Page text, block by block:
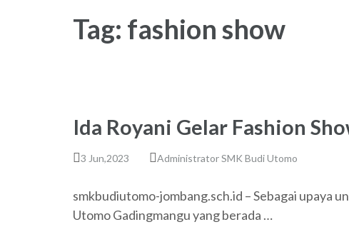
Tag: fashion show
Ida Royani Gelar Fashion
3 Jun,2023 Administrator SMK Budi Utomo
smkbudiutomo-jombang.sch.id – Sebagai upaya
Utomo Gadingmangu yang berada …